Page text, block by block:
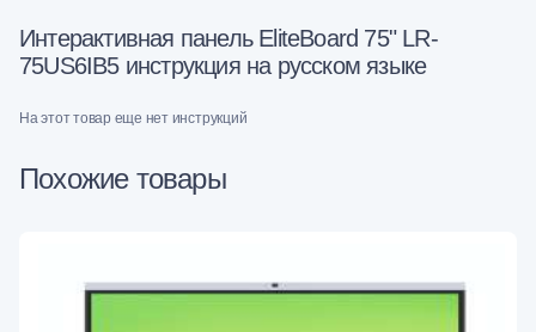
Интерактивная панель EliteBoard 75" LR-
75US6IB5 инструкция на русском языке
На этот товар еще нет инструкций
Похожие товары